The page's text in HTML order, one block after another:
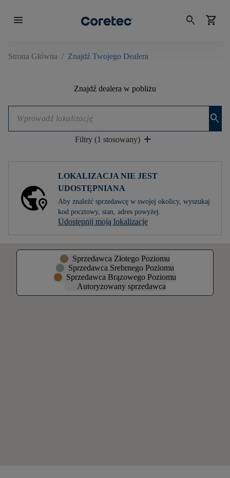
menu search shopping_cart
Strona Główna / Znajdź Twojego Dealera
Znajdź dealera w pobliżu
search
Filtry (1 stosowany) add
LOKALIZACJA NIE JEST
UDOSTĘPNIANA
Aby znaleźć sprzedawcę w swojej okolicy, wyszukaj
kod pocztowy, stan, adres powyżej.
Udostępnij moją lokalizację
Sprzedawca Złotego Poziomu
Sprzedawca Srebrnego Poziomu
Sprzedawca Brązowego Poziomu
Autoryzowany sprzedawca